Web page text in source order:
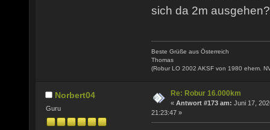
sich da 2m ausgehen?
Beste Grüße aus Österreich
Thomas
(Robur LO 2002 AKSF von 1980 ehem.
Norbert04
Guru
Re: Robur 16.000km
« Antwort #173 am: Juni 17,
21:23:47 »